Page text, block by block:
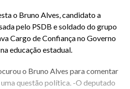
o Bruno Alves, candidato a
pelo PSDB e soldado do grupo
Cargo de Confiança no Governo
educação estadual.
o Bruno Alves para comentar
questão política. -O deputado